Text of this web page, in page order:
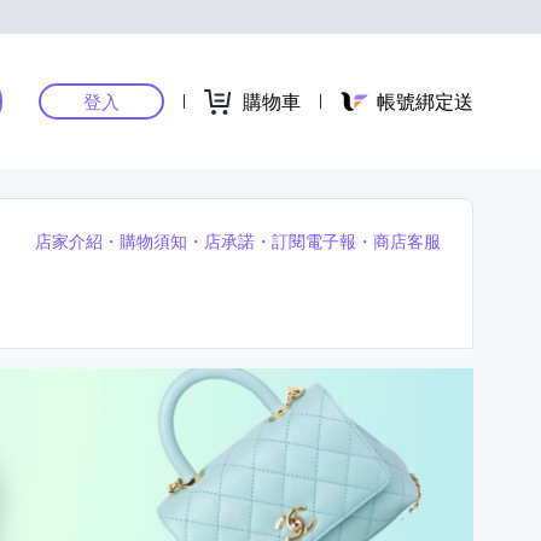
登入 購物車 帳號綁定送
店家介紹 購物須知 店承諾 訂閱電子報 商店客服